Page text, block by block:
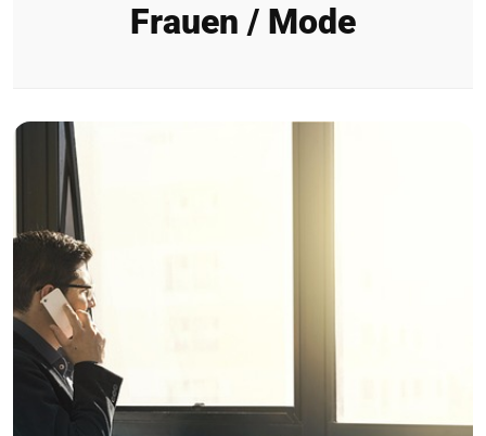
Frauen / Mode